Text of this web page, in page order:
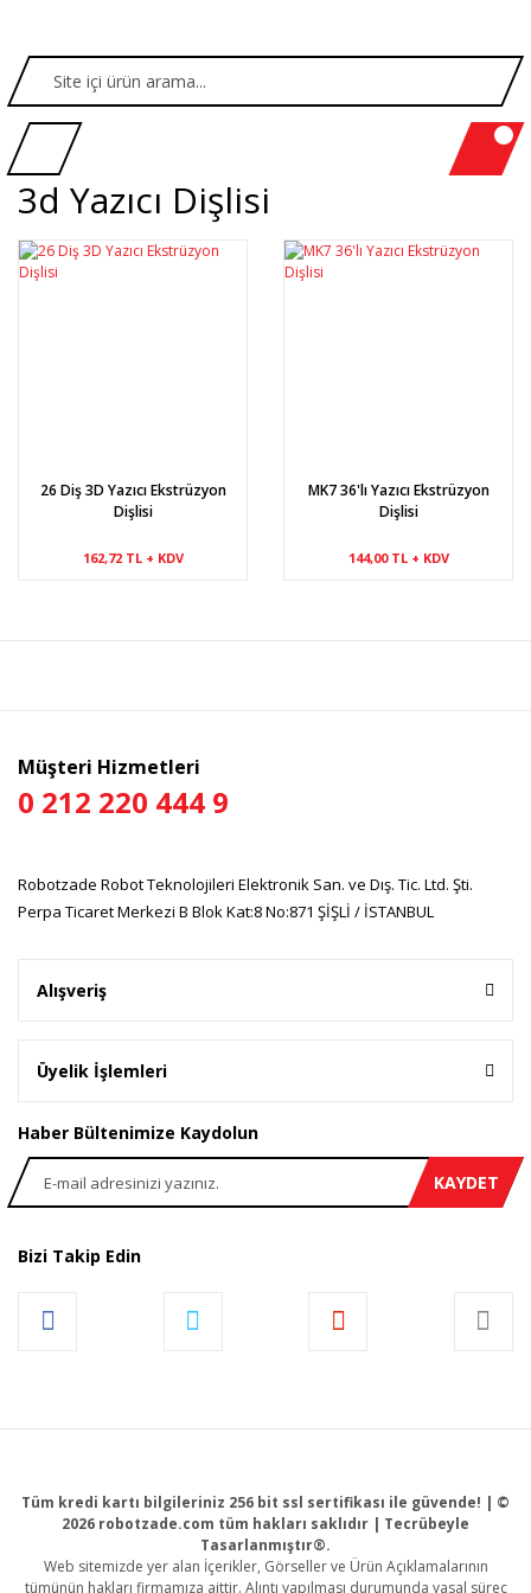
3d Yazıcı Dişlisi
26 Diş 3D Yazıcı Ekstrüzyon
Dişlisi
162,72 TL + KDV
MK7 36'lı Yazıcı Ekstrüzyon
Dişlisi
144,00 TL + KDV
Müşteri Hizmetleri
0 212 220 444 9
Robotzade Robot Teknolojileri Elektronik San. ve Dış. Tic. Ltd. Şti.
Perpa Ticaret Merkezi B Blok Kat:8 No:871 ŞİŞLİ / İSTANBUL
Alışveriş
Üyelik İşlemleri
Haber Bültenimize Kaydolun
KAYDET
Bizi Takip Edin
Tüm kredi kartı bilgileriniz 256 bit ssl sertifikası ile güvende! | ©
2026 robotzade.com tüm hakları saklıdır | Tecrübeyle
Tasarlanmıştır®.
Web sitemizde yer alan İçerikler, Görseller ve Ürün Açıklamalarının
tümünün hakları firmamıza aittir. Alıntı yapılması durumunda yasal süreç